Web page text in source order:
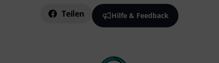
Teilen Hilfe & Feedback